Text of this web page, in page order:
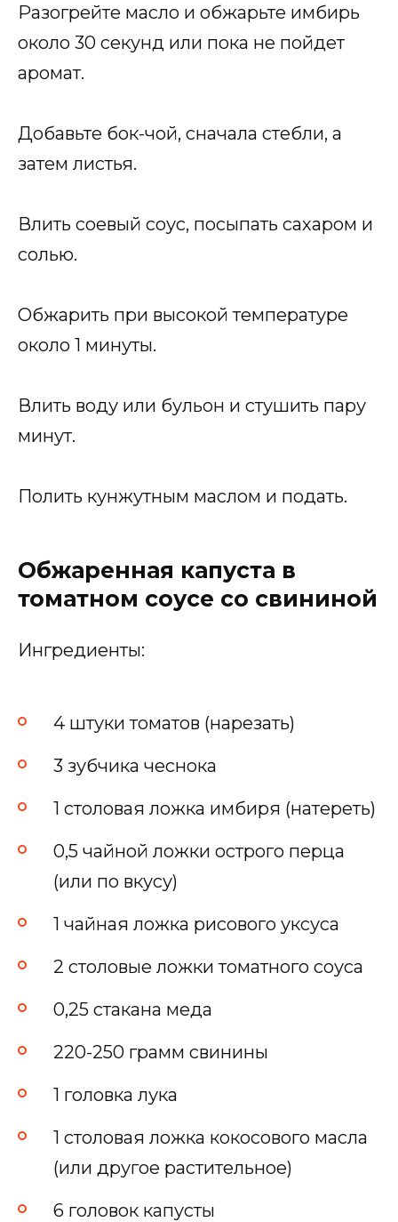
Разогрейте масло и обжарьте имбирь
около 30 секунд или пока не пойдет
аромат.
Добавьте бок-чой, сначала стебли, а
затем листья.
Влить соевый соус, посыпать сахаром и
солью.
Обжарить при высокой температуре
около 1 минуты.
Влить воду или бульон и стушить пару
минут.
Полить кунжутным маслом и подать.
Обжаренная капуста в
томатном соусе со свининой
Ингредиенты:
4 штуки томатов (нарезать)
3 зубчика чеснока
1 столовая ложка имбиря (натереть)
0,5 чайной ложки острого перца
(или по вкусу)
1 чайная ложка рисового уксуса
2 столовые ложки томатного соуса
0,25 стакана меда
220-250 грамм свинины
1 головка лука
1 столовая ложка кокосового масла
(или другое растительное)
6 головок капусты